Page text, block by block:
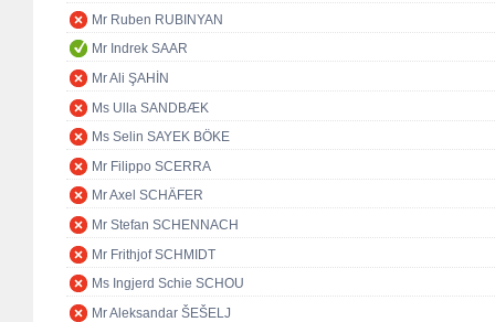
Mr Ruben RUBINYAN
Mr Indrek SAAR
Mr Ali ŞAHİN
Ms Ulla SANDBÆK
Ms Selin SAYEK BÖKE
Mr Filippo SCERRA
Mr Axel SCHÄFER
Mr Stefan SCHENNACH
Mr Frithjof SCHMIDT
Ms Ingjerd Schie SCHOU
Mr Aleksandar ŠEŠELJ